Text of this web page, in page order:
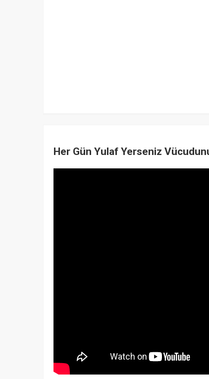
Her Gün Yulaf Yerseniz